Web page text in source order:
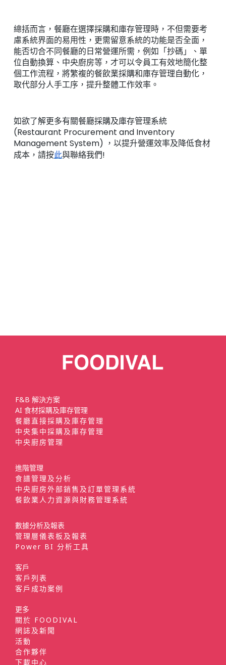
總括而言，餐廳在選擇採購和庫存管理時，不但需要考
慮系統界面的易用性，更需留意系統的功能是否全面，
能否切合不同餐廳的日常營運所需，例如「抄碼」、單
位自動換算、中央廚房等，才可以令員工有效地簡化整
個工作流程，將繁複的餐飲業採購和庫存管理自動化，
取代部分人手工序，提升整體工作效率。
如欲了解更多有關餐廳採購及庫存管理系統
(Restaurant Procurement and Inventory
Management System) ，以提升營運效率及降低食材
成本，請按此與聯絡我們!
F&B 解決方案
AI 食材採購及庫存管理
餐廳直接採購及庫存管理
中央集中採購及庫存管理
中央廚房管理
進階管理
食譜管理及分析
中央廚房外部銷售及訂單管理系統
餐飲業人力資源與財務管理系統
數據分析及報表
管理層儀表板及報表
Power BI 分析工具
客戶
客戶列表
客戶成功案例
更多
關於 FOODIVAL
網誌及新聞
活動
合作夥伴
下載中心